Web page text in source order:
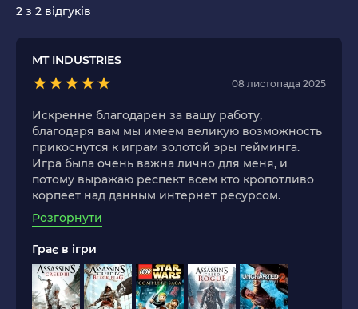
2 з 2 відгуків
MT INDUSTRIES
08 листопада 2025
Искренне благодарен за вашу работу,
благодаря вам мы имеем великую возможность
прикоснутся к играм золотой эры гейминга.
Игра была очень важна лично для меня, и
потому выражаю респект всем кто кропотливо
корпеет над данным интернет ресурсом.
Розгорнути
Грає в ігри